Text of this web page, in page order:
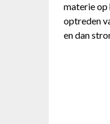
materie
optreden
en dan